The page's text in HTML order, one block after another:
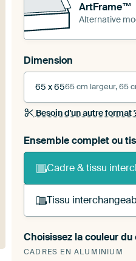
ArtFrame™
Alternative
Dimension
65 x 6565 cm largeur, 65
Besoin d'un autre format
Ensemble complet ou
Cadre & tissu
Tissu
Vous tendez une
d'art existantVoici
Choisissez la couleur du
CADRES EN ALUMINIUM